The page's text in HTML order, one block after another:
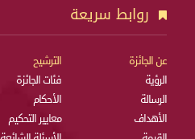
روابط سريعة
عن الجائزة
الرؤية
الرسالة
الأهداف
الترشيح
فئات الجائزة
الأحكام
معايير التحكيم